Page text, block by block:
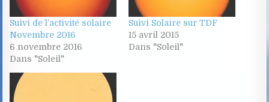
Suivi de l’activité solaire
Novembre 2016
6 novembre 2016
Dans "Soleil"
Suivi Solaire sur TDF
15 avril 2015
Dans "Soleil"